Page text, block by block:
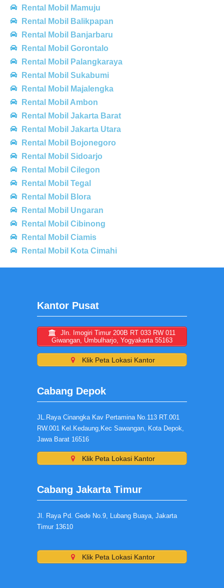
Rental Mobil Mamuju
Rental Mobil Balikpapan
Rental Mobil Banjarbaru
Rental Mobil Gorontalo
Rental Mobil Palangkaraya
Rental Mobil Sukabumi
Rental Mobil Majalengka
Rental Mobil Ambon
Rental Mobil Jakarta Barat
Rental Mobil Jakarta Utara
Rental Mobil Bojonegoro
Rental Mobil Sidoarjo
Rental Mobil Cilegon
Rental Mobil Tegal
Rental Mobil Blora
Rental Mobil Ungaran
Rental Mobil Cibinong
Rental Mobil Ciamis
Rental Mobil Kota Cimahi
Kantor Pusat
Jln. Imogiri Timur 200B RT 033 RW 011
Giwangan, Umbulharjo, Yogyakarta 55163
Klik Peta Lokasi Kantor
Cabang Depok
JL.Raya Cinangka Kav Pertamina No.113 RT.001
RW.001 Kel.Kedaung,Kec Sawangan, Kota Depok,
Jawa Barat 16516
Klik Peta Lokasi Kantor
Cabang Jakarta Timur
Jl. Raya Pd. Gede No.9, Lubang Buaya, Jakarta
Timur 13610
Klik Peta Lokasi Kantor